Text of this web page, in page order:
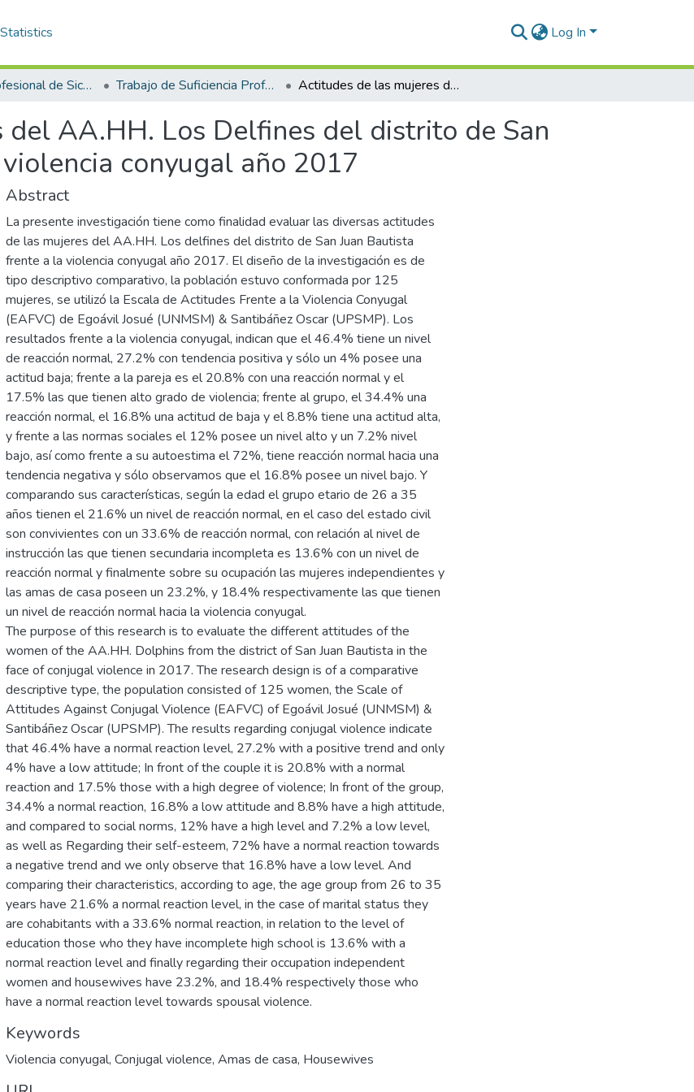
Statistics Log In
Escuela Profesional de Sicología Trabajo de Suficiencia Profesional Actitudes de las mujeres del AA.HH. Los Delfines del distrito de San Juan Bautista frente a la violencia conyugal año 2017
AA.HH. Los Delfines del distrito de San
conyugal año 2017
Abstract
La presente investigación tiene como finalidad evaluar las diversas actitudes
de las mujeres del AA.HH. Los delfines del distrito de San Juan Bautista
frente a la violencia conyugal año 2017. El diseño de la investigación es de
tipo descriptivo comparativo, la población estuvo conformada por 125
mujeres, se utilizó la Escala de Actitudes Frente a la Violencia Conyugal
(EAFVC) de Egoávil Josué (UNMSM) & Santibáñez Oscar (UPSMP). Los
resultados frente a la violencia conyugal, indican que el 46.4% tiene un nivel
de reacción normal, 27.2% con tendencia positiva y sólo un 4% posee una
actitud baja; frente a la pareja es el 20.8% con una reacción normal y el
17.5% las que tienen alto grado de violencia; frente al grupo, el 34.4% una
reacción normal, el 16.8% una actitud de baja y el 8.8% tiene una actitud alta,
y frente a las normas sociales el 12% posee un nivel alto y un 7.2% nivel
bajo, así como frente a su autoestima el 72%, tiene reacción normal hacia una
tendencia negativa y sólo observamos que el 16.8% posee un nivel bajo. Y
comparando sus características, según la edad el grupo etario de 26 a 35
años tienen el 21.6% un nivel de reacción normal, en el caso del estado civil
son convivientes con un 33.6% de reacción normal, con relación al nivel de
instrucción las que tienen secundaria incompleta es 13.6% con un nivel de
reacción normal y finalmente sobre su ocupación las mujeres independientes y
las amas de casa poseen un 23.2%, y 18.4% respectivamente las que tienen
un nivel de reacción normal hacia la violencia conyugal.
The purpose of this research is to evaluate the different attitudes of the
women of the AA.HH. Dolphins from the district of San Juan Bautista in the
face of conjugal violence in 2017. The research design is of a comparative
descriptive type, the population consisted of 125 women, the Scale of
Attitudes Against Conjugal Violence (EAFVC) of Egoávil Josué (UNMSM) &
Santibáñez Oscar (UPSMP). The results regarding conjugal violence indicate
that 46.4% have a normal reaction level, 27.2% with a positive trend and only
4% have a low attitude; In front of the couple it is 20.8% with a normal
reaction and 17.5% those with a high degree of violence; In front of the group,
34.4% a normal reaction, 16.8% a low attitude and 8.8% have a high attitude,
and compared to social norms, 12% have a high level and 7.2% a low level,
as well as Regarding their self-esteem, 72% have a normal reaction towards
a negative trend and we only observe that 16.8% have a low level. And
comparing their characteristics, according to age, the age group from 26 to 35
years have 21.6% a normal reaction level, in the case of marital status they
are cohabitants with a 33.6% normal reaction, in relation to the level of
education those who they have incomplete high school is 13.6% with a
normal reaction level and finally regarding their occupation independent
women and housewives have 23.2%, and 18.4% respectively those who
have a normal reaction level towards spousal violence.
Keywords
Violencia conyugal, Conjugal violence, Amas de casa, Housewives